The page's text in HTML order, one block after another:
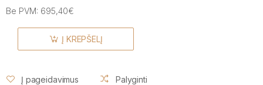
Be PVM: 695,40€
Į KREPŠELĮ
Į pageidavimus Palyginti